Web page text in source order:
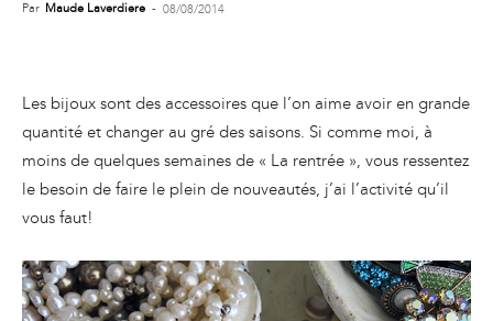
Par Maude Laverdiere - 08/08/2014
Les bijoux sont des accessoires que l’on aime avoir en grande
quantité et changer au gré des saisons. Si comme moi, à
moins de quelques semaines de « La rentrée », vous ressentez
le besoin de faire le plein de nouveautés, j’ai l’activité qu’il
vous faut!